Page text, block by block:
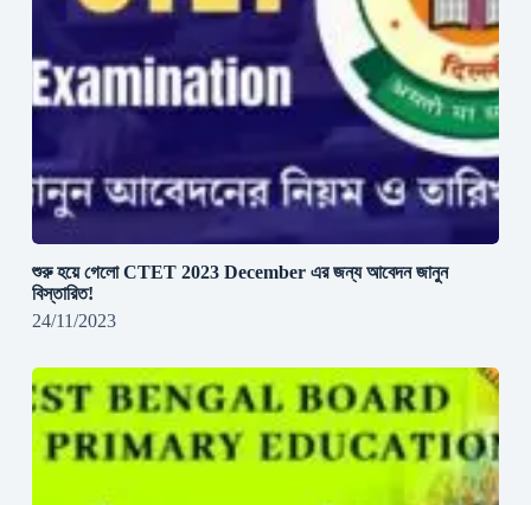
শুরু হয়ে গেলো CTET 2023 December এর জন্য আবেদন জানুন
বিস্তারিত!
24/11/2023